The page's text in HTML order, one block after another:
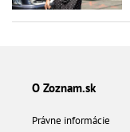
O Zoznam.sk
Právne informácie